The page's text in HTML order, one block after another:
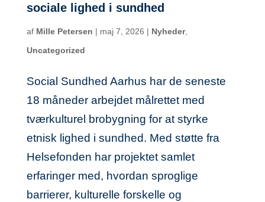
sociale lighed i sundhed
af Mille Petersen | maj 7, 2026 | Nyheder,
Uncategorized
Social Sundhed Aarhus har de seneste
18 måneder arbejdet målrettet med
tværkulturel brobygning for at styrke
etnisk lighed i sundhed. Med støtte fra
Helsefonden har projektet samlet
erfaringer med, hvordan sproglige
barrierer, kulturelle forskelle og